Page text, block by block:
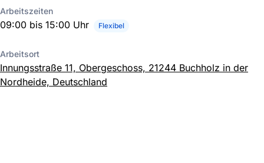
Arbeitszeiten
09:00 bis 15:00 Uhr Flexibel
Arbeitsort
Innungsstraße 11, Obergeschoss, 21244 Buchholz in der
Nordheide, Deutschland